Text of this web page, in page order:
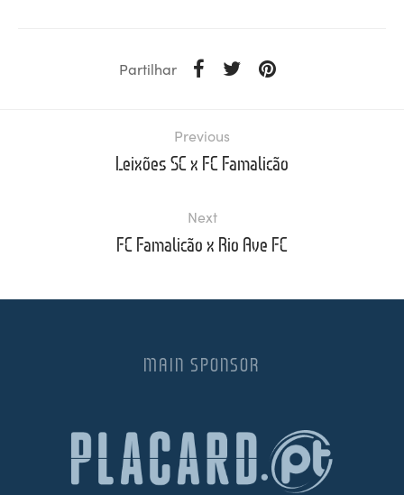
Partilhar
Previous
Leixões SC x FC Famalicão
Next
FC Famalicão x Rio Ave FC
MAIN SPONSOR